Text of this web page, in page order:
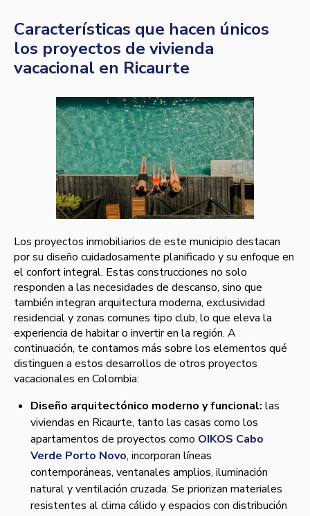
Características que hacen únicos
los proyectos de vivienda
vacacional en Ricaurte
Los proyectos inmobiliarios de este municipio destacan
por su diseño cuidadosamente planificado y su enfoque en
el confort integral. Estas construcciones no solo
responden a las necesidades de descanso, sino que
también integran arquitectura moderna, exclusividad
residencial y zonas comunes tipo club, lo que eleva la
experiencia de habitar o invertir en la región. A
continuación, te contamos más sobre los elementos qué
distinguen a estos desarrollos de otros proyectos
vacacionales en Colombia:
Diseño arquitectónico moderno y funcional: las
viviendas en Ricaurte, tanto las casas como los
apartamentos de proyectos como OIKOS Cabo
Verde Porto Novo, incorporan líneas
contemporáneas, ventanales amplios, iluminación
natural y ventilación cruzada. Se priorizan materiales
resistentes al clima cálido y espacios con distribución